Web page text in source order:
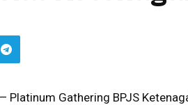
Platinum Gathering BPJS